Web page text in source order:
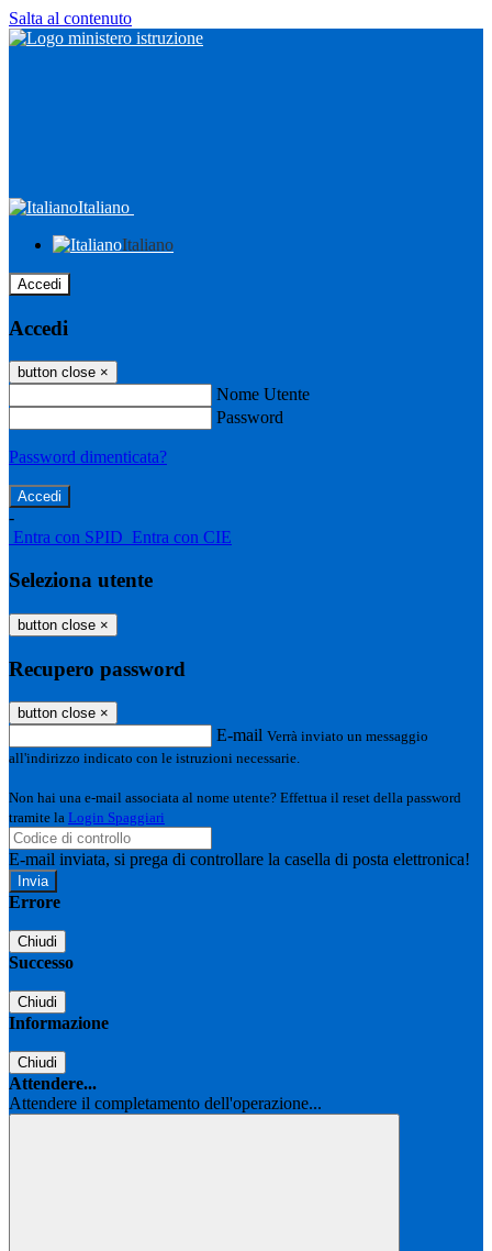
Salta al contenuto
Italiano
Italiano
Accedi
Accedi
button close ×
Nome Utente
Password
Password dimenticata?
-
Entra con SPID Entra con CIE
Seleziona utente
button close ×
Recupero password
button close ×
E-mail Verrà inviato un messaggio
all'indirizzo indicato con le istruzioni necessarie.
Non hai una e-mail associata al nome utente? Effettua il reset della password
tramite la Login Spaggiari
E-mail inviata, si prega di controllare la casella di posta elettronica!
Errore
Chiudi
Successo
Chiudi
Informazione
Chiudi
Attendere...
Attendere il completamento dell'operazione...